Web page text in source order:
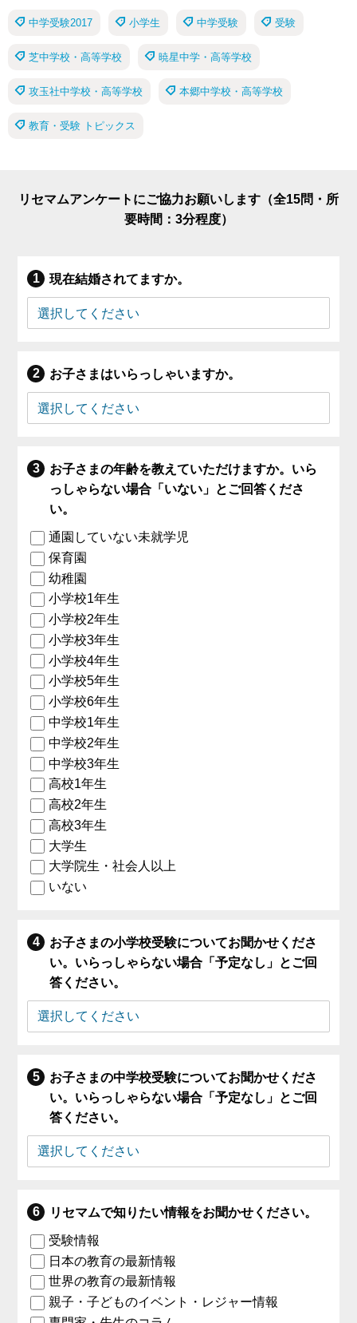
中学受験2017 小学生 中学受験 受験
芝中学校・高等学校 暁星中学・高等学校
攻玉社中学校・高等学校 本郷中学校・高等学校
教育・受験 トピックス
リセマムアンケートにご協力お願いします（全15問・所
要時間：3分程度）
現在結婚されてますか。
お子さまはいらっしゃいますか。
お子さまの年齢を教えていただけますか。いら
っしゃらない場合「いない」とご回答くださ
い。
通園していない未就学児
保育園
幼稚園
小学校1年生
小学校2年生
小学校3年生
小学校4年生
小学校5年生
小学校6年生
中学校1年生
中学校2年生
中学校3年生
高校1年生
高校2年生
高校3年生
大学生
大学院生・社会人以上
いない
お子さまの小学校受験についてお聞かせくださ
い。いらっしゃらない場合「予定なし」とご回
答ください。
お子さまの中学校受験についてお聞かせくださ
い。いらっしゃらない場合「予定なし」とご回
答ください。
リセマムで知りたい情報をお聞かせください。
受験情報
日本の教育の最新情報
世界の教育の最新情報
親子・子どものイベント・レジャー情報